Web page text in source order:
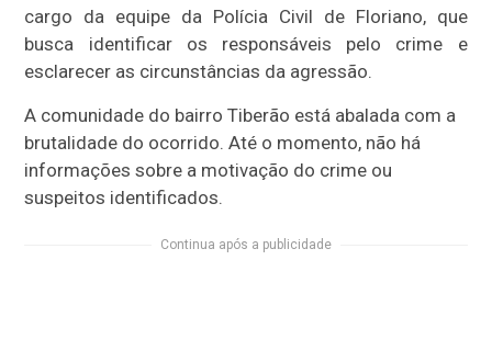
cargo da equipe da Polícia Civil de Floriano, que
busca identificar os responsáveis pelo crime e
esclarecer as circunstâncias da agressão.
A comunidade do bairro Tiberão está abalada com a
brutalidade do ocorrido. Até o momento, não há
informações sobre a motivação do crime ou
suspeitos identificados.
Continua após a publicidade